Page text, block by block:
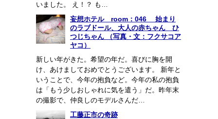
いました。 え！？ も…
妄想ホテル room：046 始まり
のラブドール、大人の赤ちゃん ひ
つじちゃん （写真・文：フクサコア
ヤコ）
新しい年がきた。希望の年だ。喜びに胸を開
け、あけましておめでとうございます。 新年と
いうことで、今年の抱負など。今年の私の抱負
は「もう少しおしゃれに気を遣う」だ。昨年末
の撮影で、仲良しのモデルさんだ…
工藤正市の奇跡